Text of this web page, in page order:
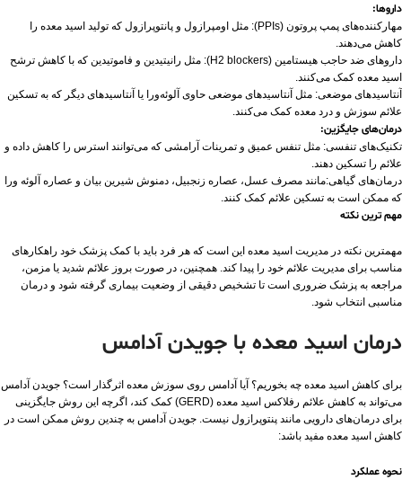
داروها:
مهارکننده‌های پمپ پروتون (PPIs): مثل اومپرازول و پانتوپرازول که تولید اسید معده را
کاهش می‌دهند.
داروهای ضد حاجب هیستامین (H2 blockers): مثل رانیتیدین و فاموتیدین که با کاهش ترشح
اسید معده کمک می‌کنند.
آنتاسیدهای موضعی: مثل آنتاسیدهای موضعی حاوی آلوئه‌ورا یا آنتاسیدهای دیگر که به تسکین
علائم سوزش و درد معده کمک می‌کنند.
درمان‌های جایگزین:
تکنیک‌های تنفسی: مثل تنفس عمیق و تمرینات آرامشی که می‌توانند استرس را کاهش داده و
علائم را تسکین دهند.
درمان‌های گیاهی:مانند مصرف عسل، عصاره زنجبیل، دمنوش شیرین بیان و عصاره آلوئه ورا
که ممکن است به تسکین علائم کمک کنند.
مهم ترین نکته
مهمترین نکته در مدیریت اسید معده این است که هر فرد باید با کمک پزشک خود راهکارهای
مناسب برای مدیریت علائم خود را پیدا کند. همچنین، در صورت بروز علائم شدید یا مزمن،
مراجعه به پزشک ضروری است تا تشخیص دقیقی از وضعیت بیماری گرفته شود و درمان
مناسبی انتخاب شود.
درمان اسید معده با جویدن آدامس
برای کاهش اسید معده چه بخوریم؟ آیا آدامس روی سوزش معده اثرگذار است؟ جویدن آدامس
می‌تواند به کاهش علائم رفلاکس اسید معده (GERD) کمک کند، اگرچه این روش جایگزینی
برای درمان‌های دارویی مانند پنتوپرازول نیست. جویدن آدامس به چندین روش ممکن است در
کاهش اسید معده مفید باشد:
نحوه عملکرد